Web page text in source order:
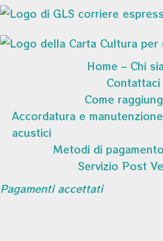
Home – Chi
Contattaci
Come
Accordatura e
acustici
Metodi di
Servizio Post
Pagamenti accettati